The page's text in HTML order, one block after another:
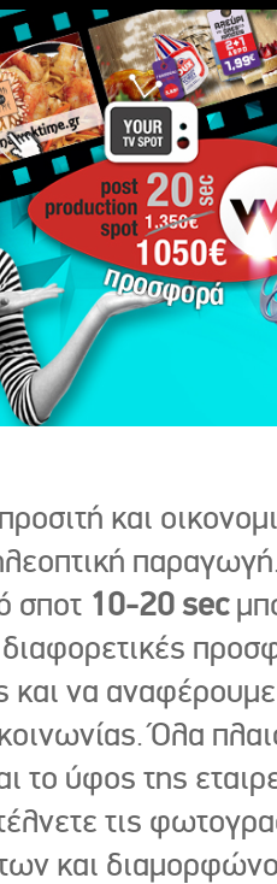
και
σποτ 10-20 sec
να
Όλα
το ύφος της
τις
και